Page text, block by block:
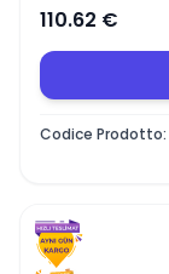
110.62 €
Codice Prodotto: